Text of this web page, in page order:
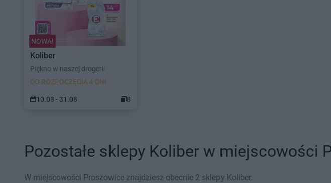
NOWA!
Koliber
Piękno w naszej drogerii
DO ROZPOCZĘCIA 4 DNI
10.08 - 31.08 8
Pozostałe sklepy Koliber w miejscowości
W miejscowości Proszowice znajdziesz obecnie 2 sklepy Koliber.